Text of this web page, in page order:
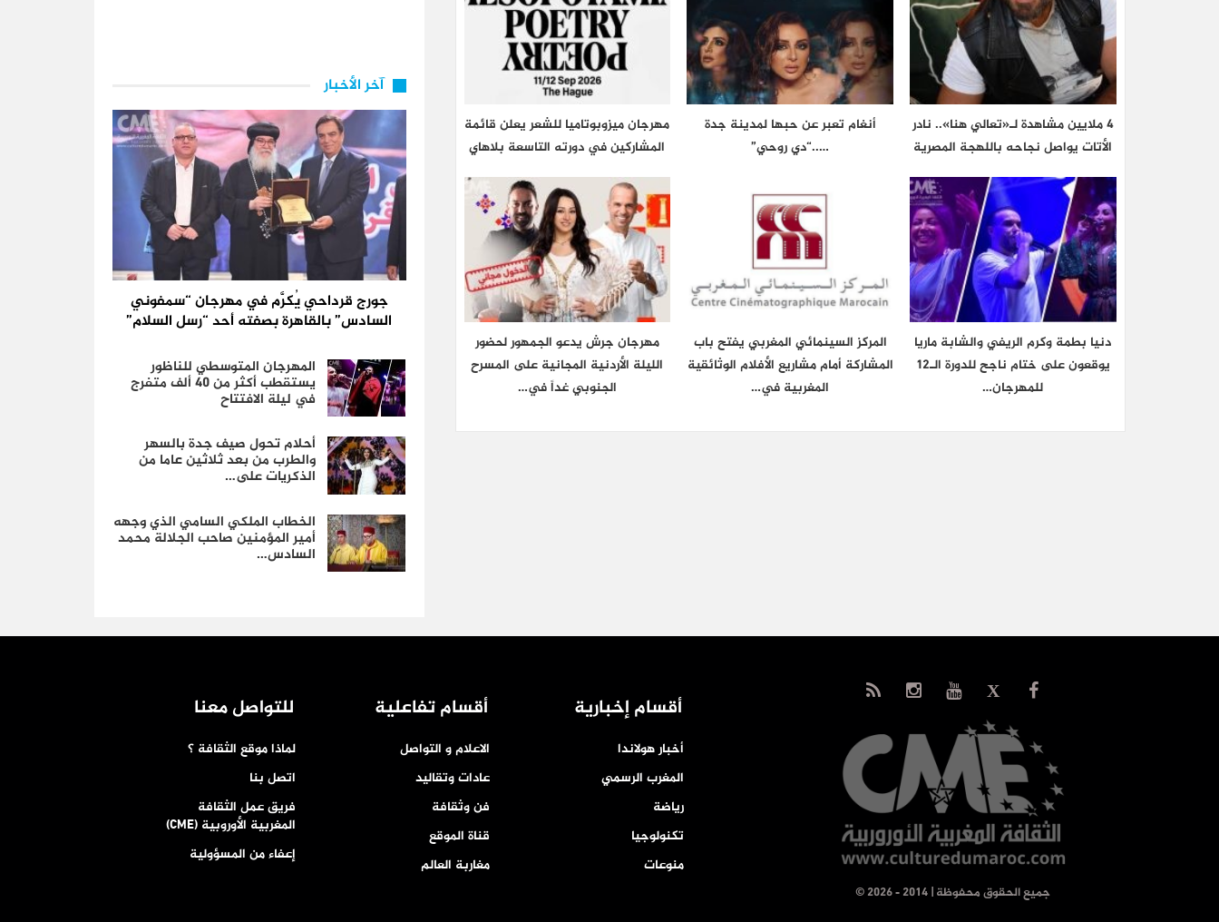
4 ملايين مشاهدة لـ«تعالي هنا».. نادر
الأتات يواصل نجاحه باللهجة المصرية
أنغام تعبر عن حبها لمدينة جدة
…..“دي روحي”
مهرجان ميزوبوتاميا للشعر يعلن قائمة
المشاركين في دورته التاسعة بلاهاي
دنيا بطمة وكرم الريفي والشابة ماريا
يوقعون على ختام ناجح للدورة الـ12
للمهرجان…
المركز السينمائي المغربي يفتح باب
المشاركة أمام مشاريع الأفلام الوثائقية
المغربية في…
مهرجان جرش يدعو الجمهور لحضور
الليلة الأردنية المجانية على المسرح
الجنوبي غداً في…
آخر الأخبار
جورج قرداحي يُكرَّم في مهرجان “سمفوني
السادس” بالقاهرة بصفته أحد “رسل السلام”
المهرجان المتوسطي للناظور
يستقطب أكثر من 40 ألف متفرج
في ليلة الافتتاح
أحلام تحول صيف جدة بالسهر
والطرب من بعد ثلاثين عاما من
الذكريات على…
الخطاب الملكي السامي الذي وجهه
أمير المؤمنين صاحب الجلالة محمد
السادس…
© جميع الحقوق محفوظة | 2014 - 2026
أقسام إخبارية
أخبار هولاندا
المغرب الرسمي
رياضة
تكنولوجيا
منوعات
أقسام تفاعلية
الاعلام و التواصل
عادات وتقاليد
فن وثقافة
قناة الموقع
مغاربة العالم
للتواصل معنا
لماذا موقع الثقافة ؟
اتصل بنا
فريق عمل الثقافة
المغربية الأوروبية (CME)
إعفاء من المسؤولية